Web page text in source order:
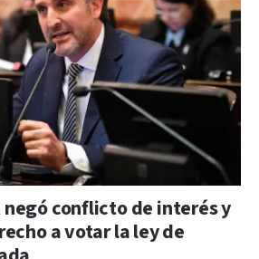
negó conflicto de interés y
a votar la ley de